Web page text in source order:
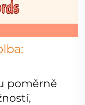
poměrně